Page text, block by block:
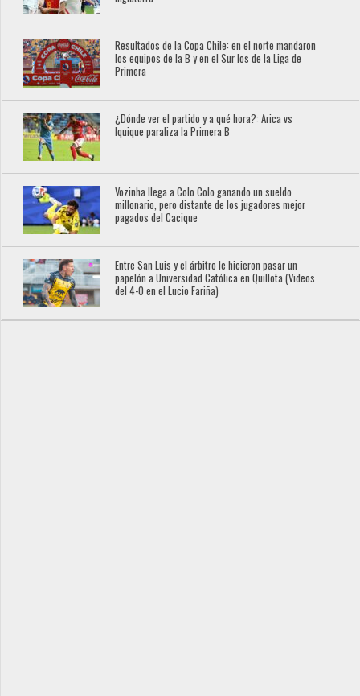
Resultados de la Copa Chile: en el norte mandaron
los equipos de la B y en el Sur los de la Liga de
Primera
¿Dónde ver el partido y a qué hora?: Arica vs
Iquique paraliza la Primera B
Vozinha llega a Colo Colo ganando un sueldo
millonario, pero distante de los jugadores mejor
pagados del Cacique
Entre San Luis y el árbitro le hicieron pasar un
papelón a Universidad Católica en Quillota (Videos
del 4-0 en el Lucio Fariña)